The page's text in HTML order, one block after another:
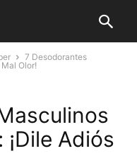
7 Desodorantes
Olor!
Adiós